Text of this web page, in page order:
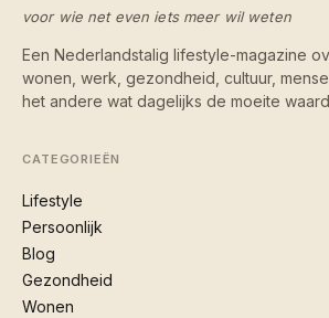
voor wie net even iets meer wil weten
Een Nederlandstalig lifestyle-magazine
wonen, werk, gezondheid, cultuur,
het andere wat dagelijks de moeite
CATEGORIEËN
Lifestyle
Persoonlijk
Blog
Gezondheid
Wonen